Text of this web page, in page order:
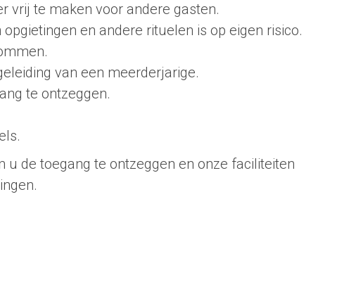
vrij te maken voor andere gasten.
en andere rituelen is op eigen risico.
van een meerderjarige.
te ontzeggen.
de toegang te ontzeggen en onze faciliteiten